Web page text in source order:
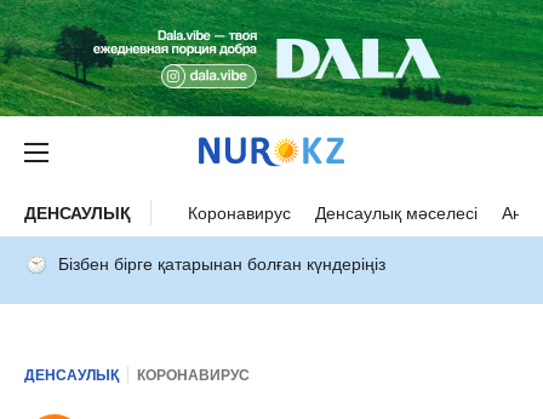
ДЕНСАУЛЫҚ Коронавирус Денсаулық мәселесі Ана
Бізбен бірге қатарынан болған күндеріңіз
ДЕНСАУЛЫҚ КОРОНАВИРУС